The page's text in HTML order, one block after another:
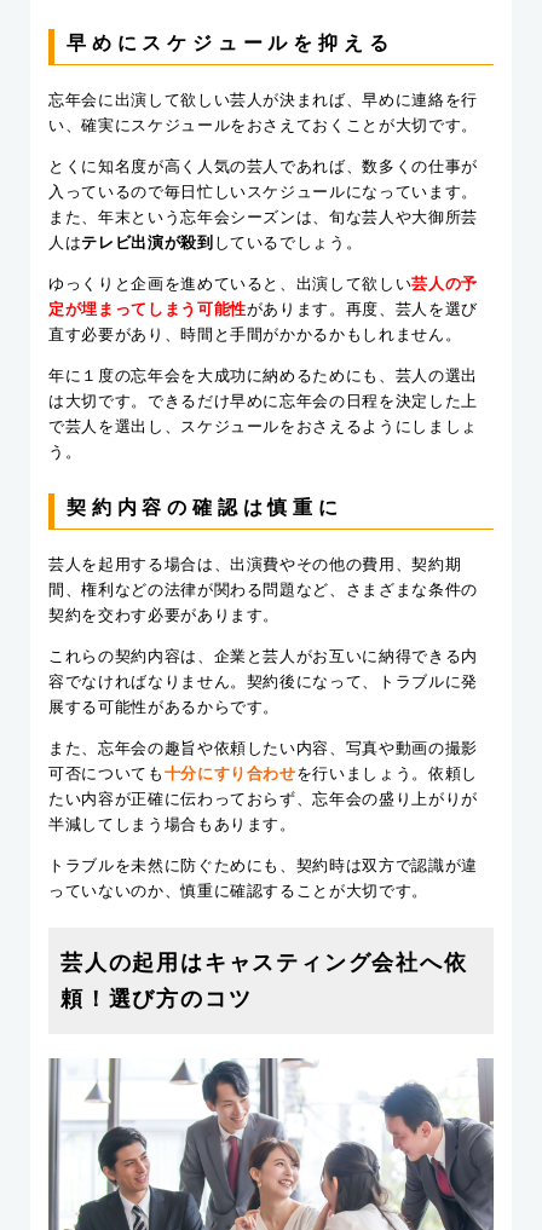
早めにスケジュールを抑える
忘年会に出演して欲しい芸人が決まれば、早めに連絡を行
い、確実にスケジュールをおさえておくことが大切です。
とくに知名度が高く人気の芸人であれば、数多くの仕事が
入っているので毎日忙しいスケジュールになっています。
また、年末という忘年会シーズンは、旬な芸人や大御所芸
人はテレビ出演が殺到 しているでしょう。
ゆっくりと企画を進めていると、出演して欲しい芸人の予
定が埋まってしまう可能性があります。再度、芸人を選び
直す必要があり、時間と手間がかかるかもしれません。
年に１度の忘年会を大成功に納めるためにも、芸人の選出
は大切です。できるだけ早めに忘年会の日程を決定した上
で芸人を選出し、スケジュールをおさえるようにしましょ
う。
契約内容の確認は慎重に
芸人を起用する場合は、出演費やその他の費用、契約期
間、権利などの法律が関わる問題など、さまざまな条件の
契約を交わす必要があります。
これらの契約内容は、企業と芸人がお互いに納得できる内
容でなければなりません。契約後になって、トラブルに発
展する可能性があるからです。
また、忘年会の趣旨や依頼したい内容、写真や動画の撮影
可否についても 十分にすり合わせを行いましょう。依頼し
たい内容が正確に伝わっておらず、忘年会の盛り上がりが
半減してしまう場合もあります。
トラブルを未然に防ぐためにも、契約時は双方で認識が違
っていないのか、慎重に確認することが大切です。
芸人の起用はキャスティング会社へ依
頼！選び方のコツ